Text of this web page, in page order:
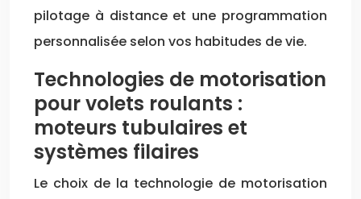
pilotage à distance et une programmation
personnalisée selon vos habitudes de vie.
Technologies de motorisation
pour volets roulants :
moteurs tubulaires et
systèmes filaires
Le choix de la technologie de motorisation